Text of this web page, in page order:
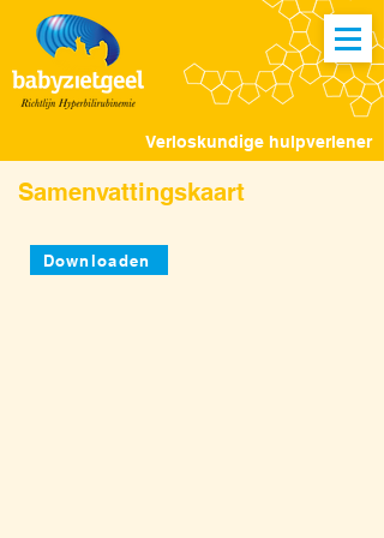
Verloskundige hulpverlener
Samenvattingskaart
Downloaden